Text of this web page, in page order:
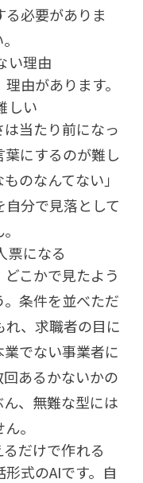
必要がありま
い理由
由があります。
しい
当たり前になっ
にするのが難し
のなんてない」
分で見落として
票になる
こかで見たよう
条件を並べただ
、求職者の目に
でない事業者に
あるかないかの
、無難な型には
。
だけで作れる
式のAIです。自